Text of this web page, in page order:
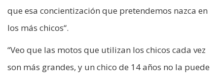
que esa concientización que pretendemos nazca en
los más chicos“.
“Veo que las motos que utilizan los chicos cada vez
son más grandes, y un chico de 14 años no la puede